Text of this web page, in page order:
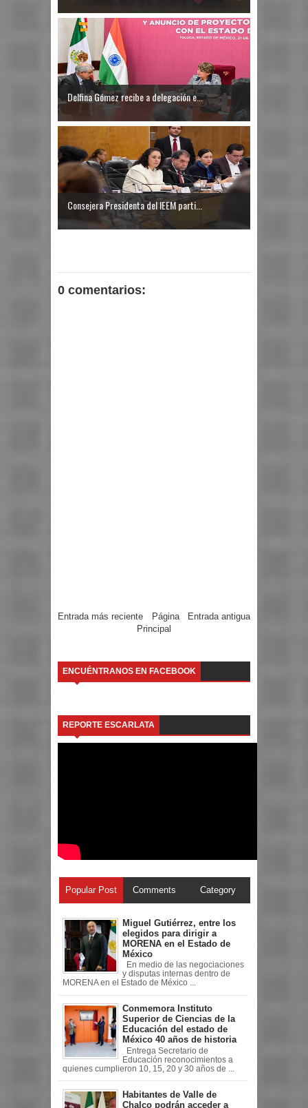
Delfina Gómez recibe a delegación e...
Consejera Presidenta del IEEM parti...
0 comentarios:
Entrada más reciente Entrada antigua
Página
Principal
ENCUÉNTRANOS EN FACEBOOK
REPORTE ESCARLATA
Popular Post Comments Category
Miguel Gutiérrez, entre los
elegidos para dirigir a
MORENA en el Estado de
México
En medio de las negociaciones
y disputas internas dentro de
MORENA en el Estado de México ...
Conmemora Instituto
Superior de Ciencias de la
Educación del estado de
México 40 años de historia
Entrega Secretario de
Educación reconocimientos a
quienes cumplieron 10, 15, 20 y 30 años de ...
Habitantes de Valle de
Chalco podrán acceder a